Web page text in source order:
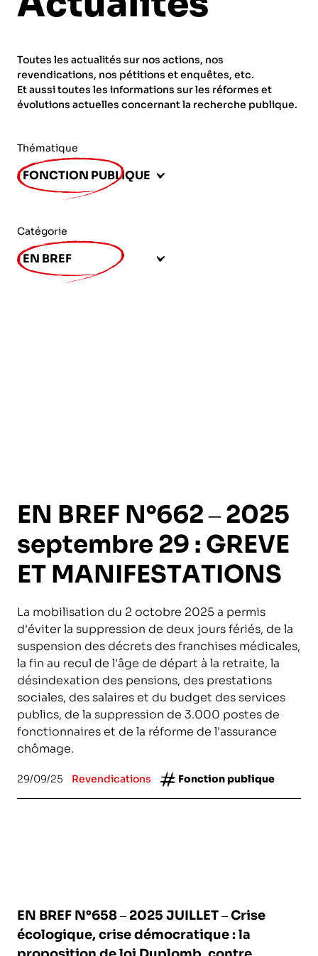
Fonction publique
Actions spécifiques
ORGANISMES
CNRS – Centre national de la recherche
scientifique
INRIA - Institut national de recherche en
INSERM – Institut national de la santé et de la
recherche médicale
développement
INED – Institut national d’études
démographiques
AGENDA
PUBLICATIONS
ADHÉRER
Toutes les actualités sur nos actions, nos
revendications, nos pétitions et enquêtes, etc.
Et aussi toutes les informations sur les réformes et
évolutions actuelles concernant la recherche publique.
Thématique
FONCTION PUBLIQUE
Catégorie
EN BREF
EN BREF N°662 – 2025
septembre 29 : GREVE
ET MANIFESTATIONS
La mobilisation du 2 octobre 2025 a permis
d'éviter la suppression de deux jours fériés, de la
suspension des décrets des franchises médicales,
la fin au recul de l'âge de départ à la retraite, la
désindexation des pensions, des prestations
sociales, des salaires et du budget des services
publics, de la suppression de 3.000 postes de
fonctionnaires et de la réforme de l'assurance
chômage.
29/09/25 Revendications Fonction publique
EN BREF N°658 – 2025 JUILLET – Crise
écologique, crise démocratique : la